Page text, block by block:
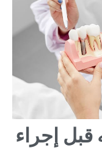
قبل إجراء